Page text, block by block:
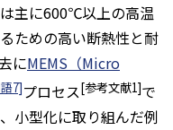
主に600℃以上の高温
ための高い断熱性と耐
にMEMS（Micro
7]プロセス[参考文献1]で
小型化に取り組んだ例